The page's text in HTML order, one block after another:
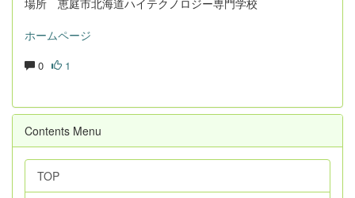
ホームページ
0 1
Contents Menu
TOP